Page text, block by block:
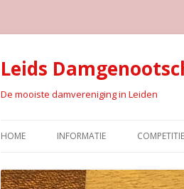
Leids
De mooiste damvereniging in Leiden
HOME INFORMATIE